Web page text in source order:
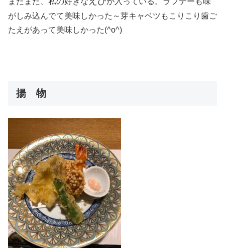
がしみ込んでて美味しかった～芽キャベツもこりこり歯ご
たえがあって美味しかった(^o^)
揚 物